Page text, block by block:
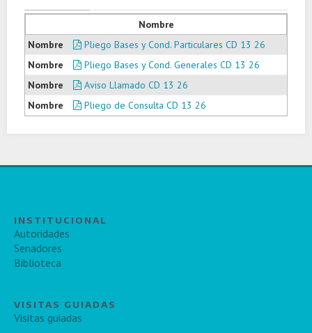
Nombre
Pliego Bases y Cond. Particulares CD 13 26
Pliego Bases y Cond. Generales CD 13 26
Aviso Llamado CD 13 26
Pliego de Consulta CD 13 26
INSTITUCIONAL
Autoridades
Senadores
Biblioteca
VISITAS GUIADAS
Visitas guiadas